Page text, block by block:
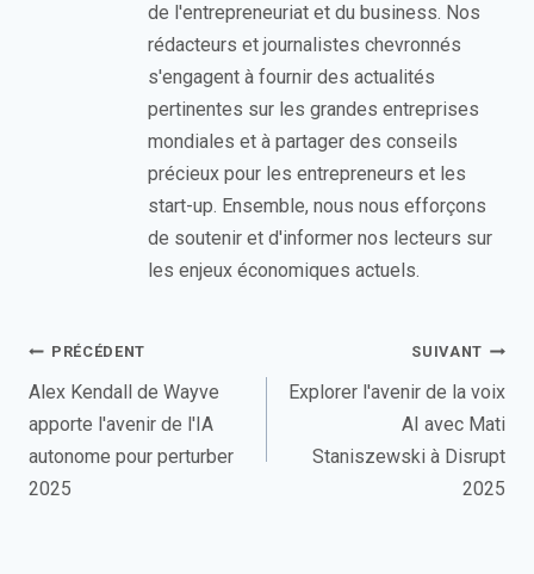
de l'entrepreneuriat et du business. Nos
rédacteurs et journalistes chevronnés
s'engagent à fournir des actualités
pertinentes sur les grandes entreprises
mondiales et à partager des conseils
précieux pour les entrepreneurs et les
start-up. Ensemble, nous nous efforçons
de soutenir et d'informer nos lecteurs sur
les enjeux économiques actuels.
Navigation
de
l’article
PRÉCÉDENT
Alex Kendall de Wayve
apporte l'avenir de l'IA
autonome pour perturber
2025
SUIVANT
Explorer l'avenir de la voix
AI avec Mati
Staniszewski à Disrupt
2025